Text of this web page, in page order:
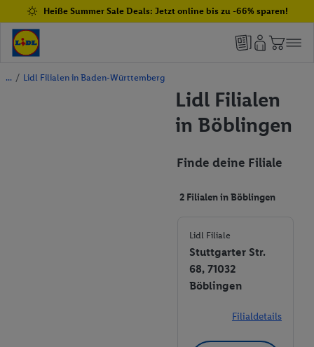
Heiße Summer Sale Deals: Jetzt online bis zu -66% sparen!
/ Lidl Filialen in Baden-Württemberg
Lidl Filialen
in Böblingen
Finde deine Filiale
2 Filialen in Böblingen
Lidl Filiale
Stuttgarter Str.
68, 71032
Böblingen
Filialdetails